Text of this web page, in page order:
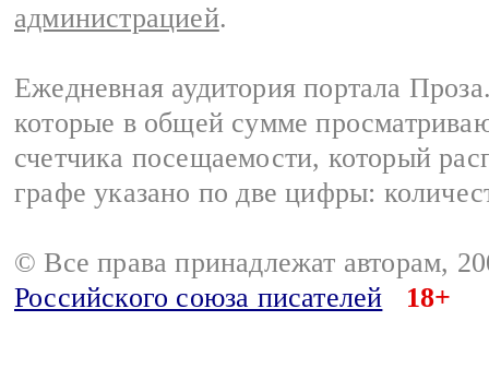
администрацией.
Ежедневная аудитория портала
которые в общей сумме
счетчика посещаемости, который
графе указано по две цифры:
© Все права принадлежат авторам,
Российского союза писателей
18+